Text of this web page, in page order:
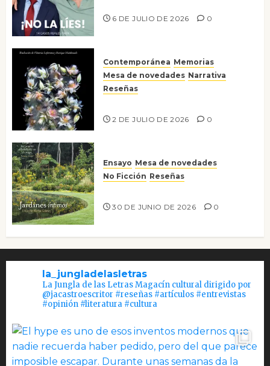
6 DE JULIO DE 2026 0
Contemporánea Memorias
Mesa de novedades Narrativa
Reseñas
2 DE JULIO DE 2026 0
Ensayo Mesa de novedades
No Ficción Reseñas
30 DE JUNIO DE 2026 0
la_jungladelasletras
La Jungla de las Letras Magacín cultural dirigido por
@jacastroescritor #reseñas #artículos #entrevistas
#opinión #literatura #cultura